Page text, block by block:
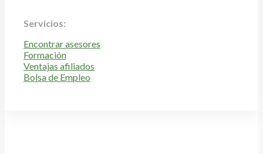
Servicios:
Encontrar asesores
Formación
Ventajas afiliados
Bolsa de Empleo